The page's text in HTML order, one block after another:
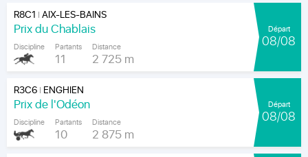
R8C1 |AIX-LES-BAINS
Prix du Chablais
Discipline Partants
11
Distance
2 725 m
Départ
08/08
R3C6| ENGHIEN
Prix de l'Odéon
Discipline Partants
10
Distance
2 875 m
Départ
08/08